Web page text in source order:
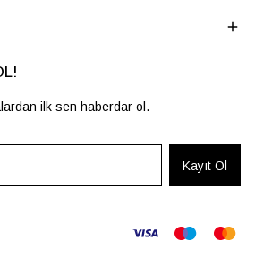
ilk sen haberdar ol.
Kayıt Ol